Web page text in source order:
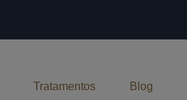
Tratamentos Blog